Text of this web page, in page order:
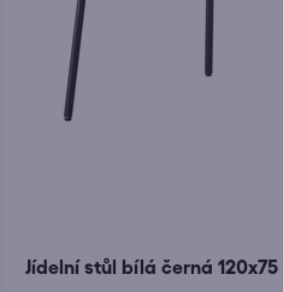
Jídelní stůl bílá černá 120x75